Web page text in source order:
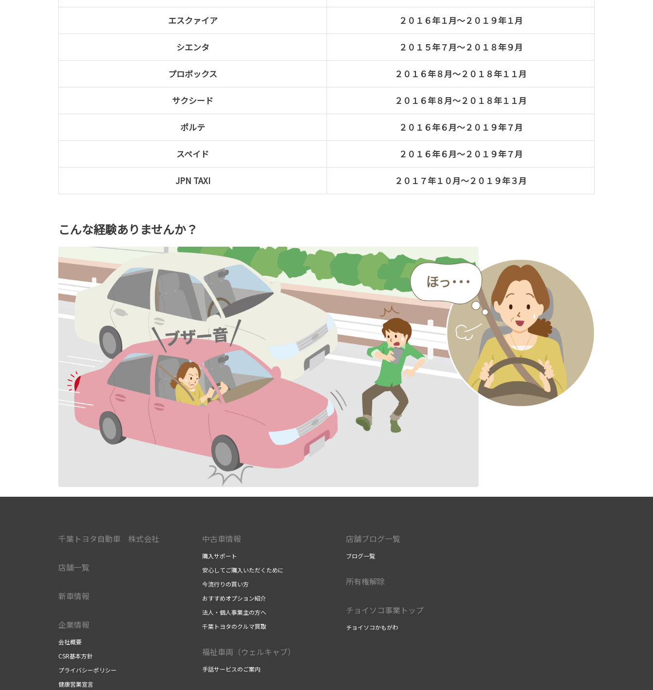
エスクァイア ２０１６年１月～２０１９年１月
シエンタ ２０１５年７月～２０１８年９月
プロボックス ２０１６年８月～２０１８年１１月
サクシード ２０１６年８月～２０１８年１１月
ポルテ ２０１６年６月～２０１９年７月
スペイド ２０１６年６月～２０１９年７月
JPN TAXI ２０１７年１０月～２０１９年３月
こんな経験ありませんか？
千葉トヨタ自動車 株式会社
店舗一覧
新車情報
企業情報
会社概要
CSR基本方針
プライバシーポリシー
健康営業宣言
中古車情報
購入サポート
安心してご購入いただくために
今流行りの買い方
おすすめオプション紹介
法人・個人事業主の方へ
千葉トヨタのクルマ買取
福祉車両（ウェルキャブ）
手話サービスのご案内
店舗ブログ一覧
ブログ一覧
所有権解除
チョイソコ事業トップ
チョイソコかもがわ